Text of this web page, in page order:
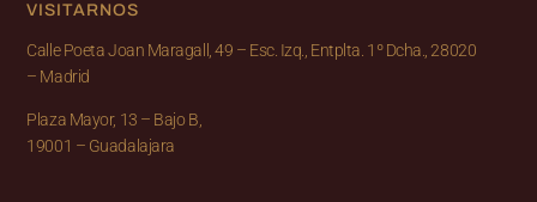
VISITARNOS
Calle Poeta Joan Maragall, 49 – Esc. Izq., Entplta. 1º Dcha., 28020
– Madrid
Plaza Mayor, 13 – Bajo B,
19001 – Guadalajara